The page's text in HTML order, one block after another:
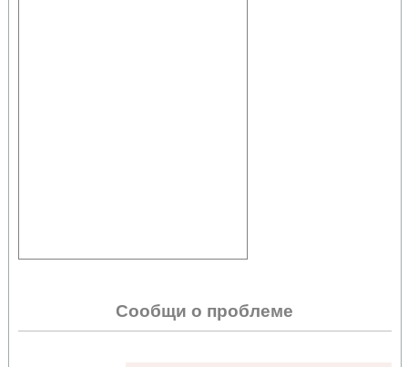
Сообщи о проблеме